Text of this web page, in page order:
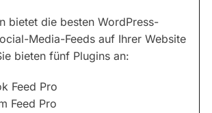
bietet die besten WordPress-
Media-Feeds auf Ihrer Website
bieten fünf Plugins an:
Feed Pro
Feed Pro